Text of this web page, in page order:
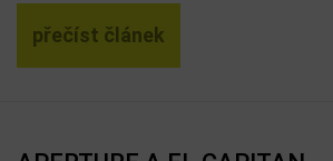
přečíst článek